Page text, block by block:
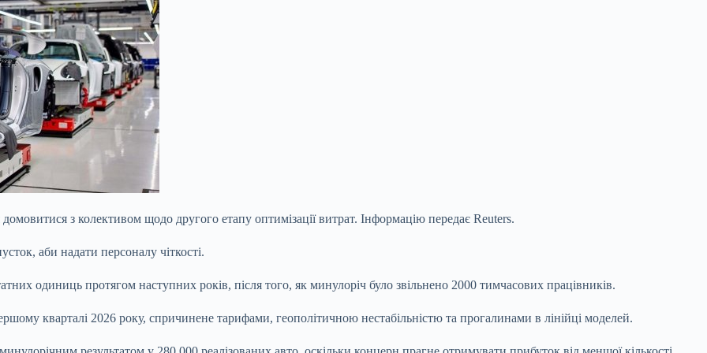
з колективом щодо другого етапу оптимізації витрат. Інформацію передає Reuters.
аби надати персоналу чіткості.
одиниць протягом наступних років, після того, як минулоріч було звільнено 2000 тимчасових працівників.
кварталі 2026 року, спричинене тарифами, геополітичною нестабільністю та прогалинами в лінійці моделей.